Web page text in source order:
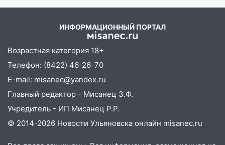
Стихия продолжает крушить
Ульяновск: дерево рухнуло на дом на
Орджоникидзе
13:47
На Нижней Террасе мощным
ветром вырвало дерево с корнем
13:46 Сильный ветер сорвал крышу с
СТО на проспекте Созидателей
ИНФОРМАЦИОННЫЙ ПОРТАЛ
Возрастная категория 18+
Телефон: (8422) 46-26-70
E-mail: misanec@yandex.ru
Главный редактор - Мисанец З.Ф.
Учредитель - ИП Мисанец Р.Р.
© 2014-2026 Новости Ульяновска онлайн misanec.ru